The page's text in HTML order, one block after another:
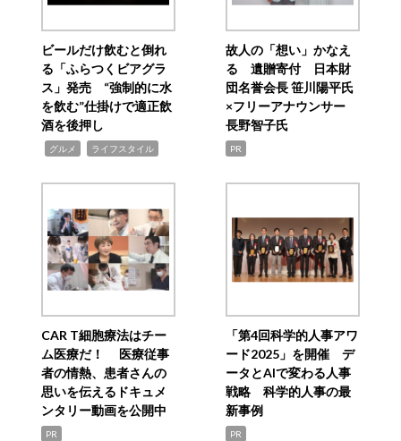
ビールだけ飲むと倒れ
る「ふらつくビアグラ
ス」発売 “強制的に水
を飲む”仕掛けで適正飲
酒を後押し
グルメ ライフスタイル
故人の「想い」かなえ
る 遺贈寄付 日本財
団名誉会長 笹川陽平氏
×フリーアナウンサー
長野智子氏
PR
CAR T細胞療法はチー
ム医療だ！ 医療従事
者の情熱、患者さんの
思いを伝えるドキュメ
ンタリー動画を公開中
PR
「第4回科学的人事アワ
ード2025」を開催 デ
ータとAIで変わる人事
戦略 科学的人事の最
新事例
PR